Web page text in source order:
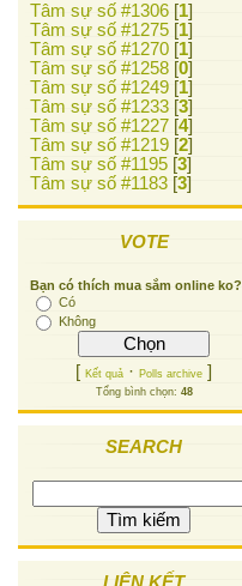
Tâm sự số #1306 [1]
Tâm sự số #1275 [1]
Tâm sự số #1270 [1]
Tâm sự số #1258 [0]
Tâm sự số #1249 [1]
Tâm sự số #1233 [3]
Tâm sự số #1227 [4]
Tâm sự số #1219 [2]
Tâm sự số #1195 [3]
Tâm sự số #1183 [3]
VOTE
Bạn có thích mua sắm online ko?
Có
Không
[ Kết quả · Polls archive ]
Tổng bình chọn: 48
SEARCH